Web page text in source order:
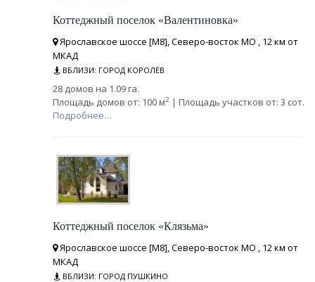
Коттеджный поселок «Валентиновка»
Ярославское шоссе [М8], Северо-восток МО , 12 км от
МКАД
ВБЛИЗИ: ГОРОД КОРОЛЁВ
28 домов на 1.09 га.
Площадь домов от: 100 м2 | Площадь участков от: 3 сот.
Подробнее…
Коттеджный поселок «Клязьма»
Ярославское шоссе [М8], Северо-восток МО , 12 км от
МКАД
ВБЛИЗИ: ГОРОД ПУШКИНО